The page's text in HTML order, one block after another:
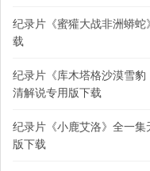
纪录片《蜜獾大战非洲蟒
载
纪录片《库木塔格沙漠雪
清解说专用版下载
纪录片《小鹿艾洛》全一
版下载